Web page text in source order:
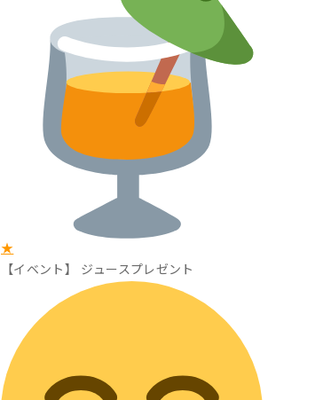
★
【イベント】 ジュースプレゼント